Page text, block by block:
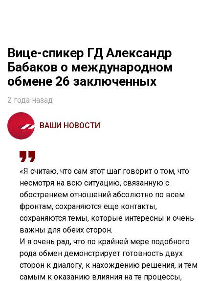
Вице-спикер ГД Александр
Бабаков о международном
обмене 26 заключенных
2 года назад
ВАШИ НОВОСТИ
«Я считаю, что сам этот шаг говорит о том, что
несмотря на всю ситуацию, связанную с
обострением отношений абсолютно по всем
фронтам, сохраняются еще контакты,
сохраняются темы, которые интересны и очень
важны для обеих сторон.
И я очень рад, что по крайней мере подобного
рода обмен демонстрирует готовность двух
сторон к диалогу, к нахождению решения, и тем
самым к оказанию влияния на те процессы,